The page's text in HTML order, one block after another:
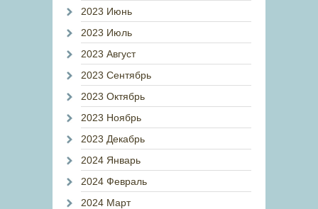
2023 Июнь
2023 Июль
2023 Август
2023 Сентябрь
2023 Октябрь
2023 Ноябрь
2023 Декабрь
2024 Январь
2024 Февраль
2024 Март